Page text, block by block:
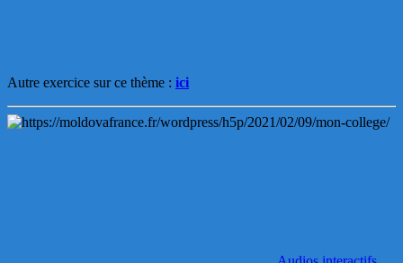
Autre exercice sur ce thème : ici